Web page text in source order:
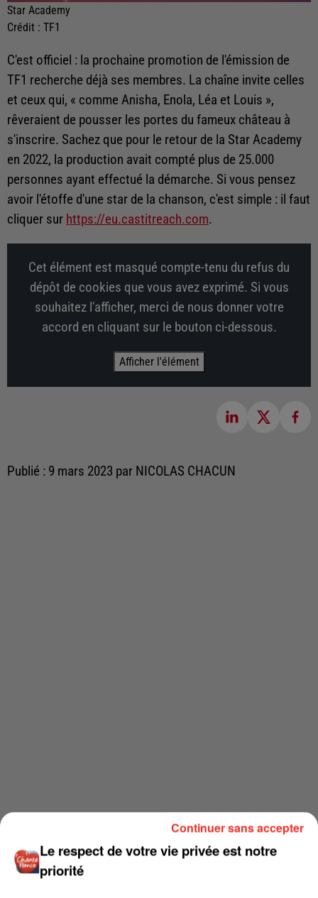
Star Academy
Crédit : TF1
C'est officiel : la prochaine promotion de l'émission de
TF1 recherche déjà ses membres. La chaîne invite celles
et ceux qui, « comme Anisha, Enola, Léa et Louis »,
rêveraient de pousser les portes du fameux château à
s'inscrire. Sachez que pour le retour de la Star Academy
en 2022, la production avait compté plus de 25.000
personnes ayant effectué la démarche. Si vous pensez
avoir l'étoffe d'une star de la chanson, c'est simple : il faut
cliquer sur https://eu.castitreach.com.
Cet élément est masqué compte-tenu du refus du
dépôt de cookies que vous avez exprimé. Si vous
souhaitez l'afficher, merci de nous donner votre
accord en cliquant sur le bouton ci-dessous.
Afficher l'élément
Publié : 9 mars 2023 par NICOLAS CHACUN
Le respect de votre vie privée est notre
priorité
Continuer sans accepter